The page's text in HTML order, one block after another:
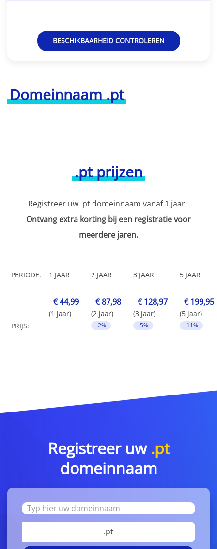
Domeinnaam .pt
BESCHIKBAARHEID CONTROLEREN
.pt prijzen
Registreer uw .pt domeinnaam vanaf 1 jaar.
Ontvang extra korting bij een registratie voor
meerdere jaren.
PERIODE: 1 JAAR 2 JAAR 3 JAAR 5 JAAR
PRIJS:
€ 44,99
(1 jaar)
€ 87,98
(2 jaar)
-2%
€ 128,97
(3 jaar)
-5%
€ 199,95
(5 jaar)
-11%
Registreer uw .pt
domeinnaam
.pt